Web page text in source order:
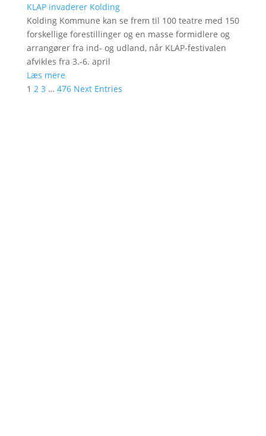
KLAP invaderer Kolding
Kolding Kommune kan se frem til 100 teatre med 150
forskellige forestillinger og en masse formidlere og
arrangører fra ind- og udland, når KLAP-festivalen
afvikles fra 3.-6. april
Læs mere
1 2 3 … 476 Next Entries